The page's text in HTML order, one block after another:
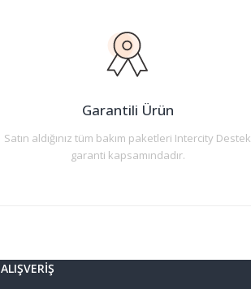
Garantili Ürün
Satın aldığınız tüm bakım paketleri Intercity Destek
garanti kapsamındadır.
ALIŞVERİŞ